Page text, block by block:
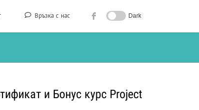
Връзка с нас Dark
и Бонус курс Project